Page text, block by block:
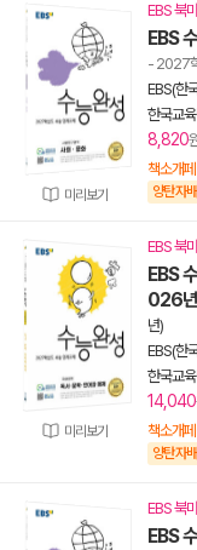
미리보기
EBS 북
EBS
- 2027
EBS(한
한국교
8,820
책소개
양탄자
미리보기
EBS 북
EBS
026
년)
EBS(한
한국교
14,040
책소개
양탄자
EBS 북
EBS